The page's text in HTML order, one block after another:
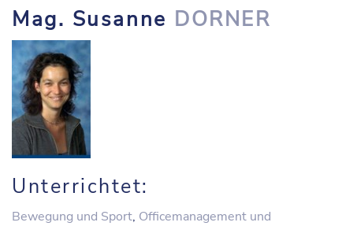
Mag. Susanne DORNER
Unterrichtet:
Bewegung und Sport, Officemanagement und